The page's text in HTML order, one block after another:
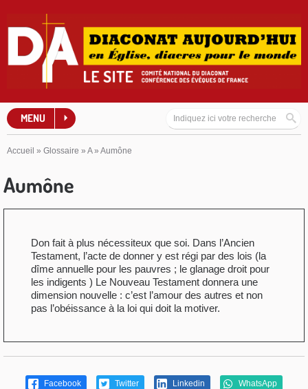
MENU
Accueil » Glossaire » A» Aumône
Aumône
Don fait à plus nécessiteux que soi. Dans l’Ancien
Testament, l’acte de donner y est régi par des lois (la
dîme annuelle pour les pauvres ; le glanage droit pour
les indigents ) Le Nouveau Testament donnera une
dimension nouvelle : c’est l’amour des autres et non
pas l’obéissance à la loi qui doit la motiver.
Facebook Twitter Linkedin WhatsApp